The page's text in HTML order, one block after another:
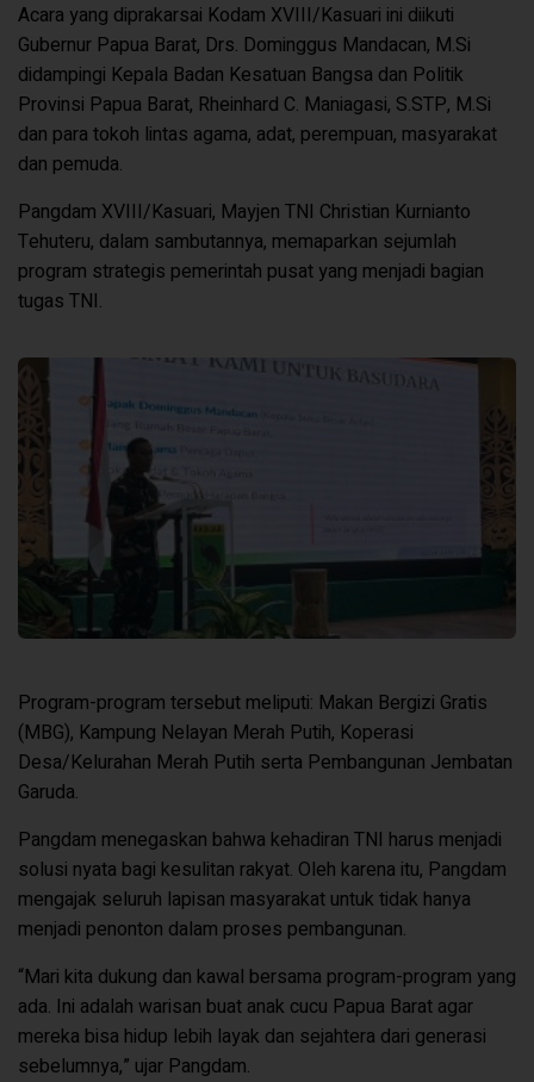
Acara yang diprakarsai Kodam XVIII/Kasuari ini diikuti
Gubernur Papua Barat, Drs. Dominggus Mandacan, M.Si
didampingi Kepala Badan Kesatuan Bangsa dan Politik
Provinsi Papua Barat, Rheinhard C. Maniagasi, S.STP, M.Si
dan para tokoh lintas agama, adat, perempuan, masyarakat
dan pemuda.
Pangdam XVIII/Kasuari, Mayjen TNI Christian Kurnianto
Tehuteru, dalam sambutannya, memaparkan sejumlah
program strategis pemerintah pusat yang menjadi bagian
tugas TNI.
Program-program tersebut meliputi: Makan Bergizi Gratis
(MBG), Kampung Nelayan Merah Putih, Koperasi
Desa/Kelurahan Merah Putih serta Pembangunan Jembatan
Garuda.
Pangdam menegaskan bahwa kehadiran TNI harus menjadi
solusi nyata bagi kesulitan rakyat. Oleh karena itu, Pangdam
mengajak seluruh lapisan masyarakat untuk tidak hanya
menjadi penonton dalam proses pembangunan.
“Mari kita dukung dan kawal bersama program-program yang
ada. Ini adalah warisan buat anak cucu Papua Barat agar
mereka bisa hidup lebih layak dan sejahtera dari generasi
sebelumnya,” ujar Pangdam.